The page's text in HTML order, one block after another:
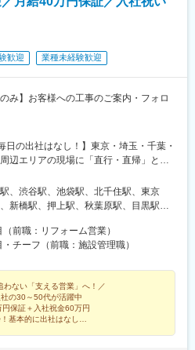
歓迎 業種未経験歓迎
み】お客様への工事のご案内・フォロ
日の出社はなし！】東京・埼玉・千葉・
辺エリアの現場に「直行・直帰」とな
部埼玉県八潮市大字二丁目1142-2◎最
部神奈川県厚木市妻田南1-4-8◎最寄
希望・居住地を最大限考慮します！
、渋谷駅、池袋駅、北千住駅、東京
新橋駅、押上駅、秋葉原駅、目黒駅、
駅(東京都)、有楽町駅、吉祥寺駅、西日
(東京都)、中目黒駅、日暮里駅、大崎
小竹向原駅、錦糸町駅、二子玉川駅、
木場駅、森下駅(東京都)、九段下駅、三
(東京都)、日本橋駅(東京都)、田町駅(東
東京都)、大宮駅(埼玉県)、和光市駅、川
川口駅、南越谷駅、新越谷駅、北朝霞
前職：リフォーム営業）
チーフ（前職：施設管理職）
わない「支える営業」へ！／
の30～50代が活躍中
保証＋入社祝金60万円
基本的に出社はなし